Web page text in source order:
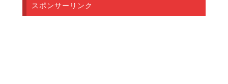
スポンサーリンク